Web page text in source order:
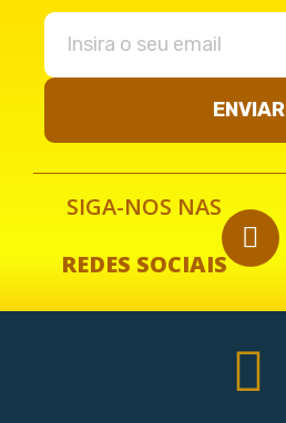
ENVIAR
SIGA-NOS NAS
REDES SOCIAIS